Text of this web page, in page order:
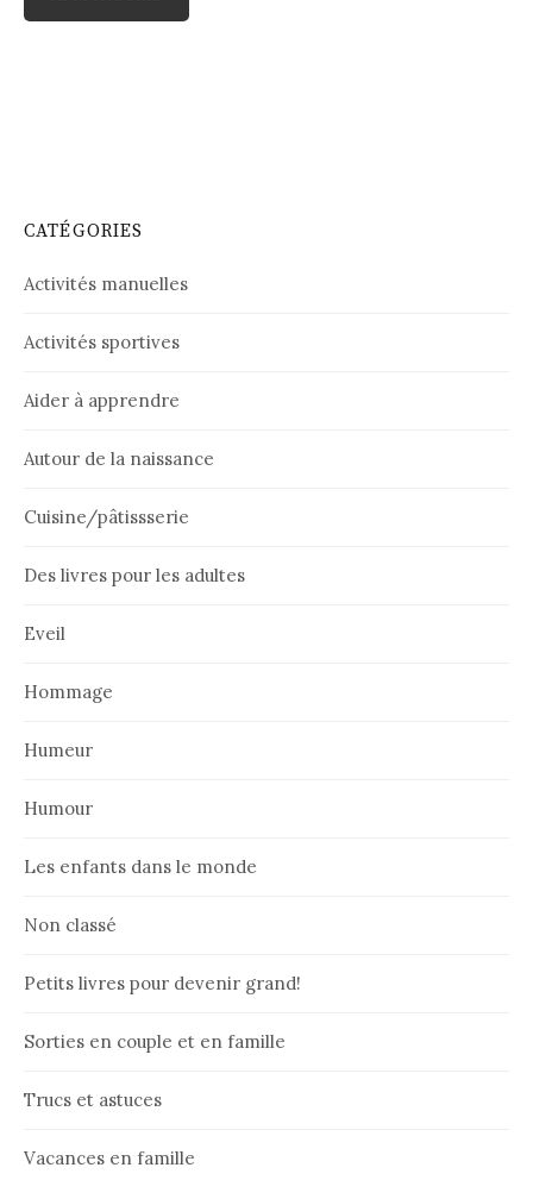
CATÉGORIES
Activités manuelles
Activités sportives
Aider à apprendre
Autour de la naissance
Cuisine/pâtissserie
Des livres pour les adultes
Eveil
Hommage
Humeur
Humour
Les enfants dans le monde
Non classé
Petits livres pour devenir grand!
Sorties en couple et en famille
Trucs et astuces
Vacances en famille